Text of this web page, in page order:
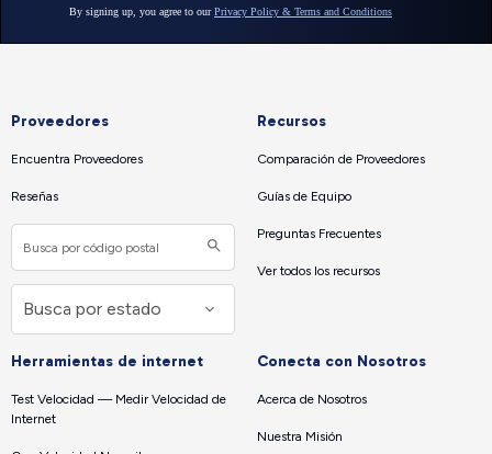
Proveedores
Encuentra Proveedores
Reseñas
Recursos
Comparación de Proveedores
Guías de Equipo
Preguntas Frecuentes
Ver todos los recursos
Herramientas de internet
Test Velocidad — Medir Velocidad de
Internet
Conecta con Nosotros
Acerca de Nosotros
Nuestra Misión